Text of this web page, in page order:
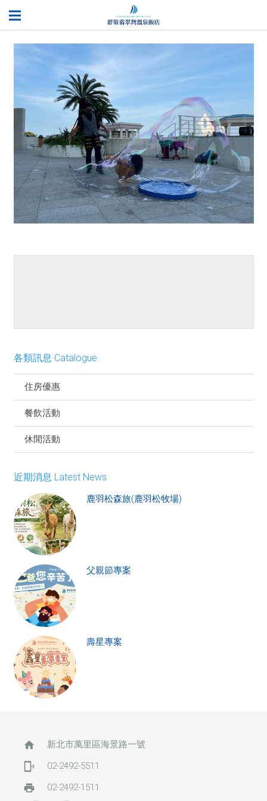
各類訊息 Catalogue
住房優惠
餐飲活動
休閒活動
近期消息 Latest News
鹿羽松森旅(鹿羽松牧場)
父親節專案
壽星專案
home 新北市萬里區海景路一號
phonelink_ring 02-2492-5511
print 02-2492-1511